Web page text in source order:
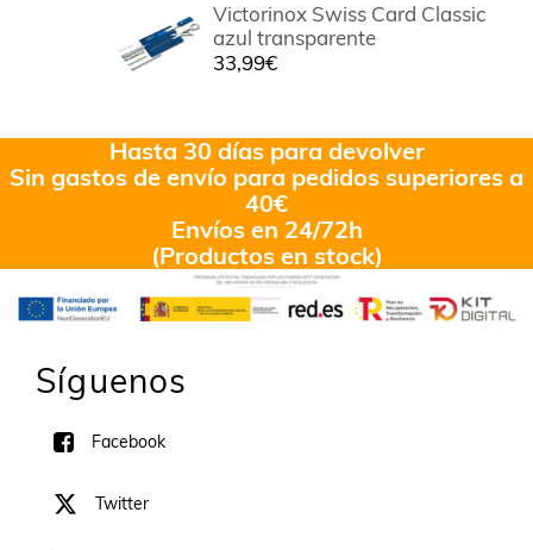
Victorinox Swiss Card Classic
azul transparente
33,99€
Hasta 30 días para devolver
Sin gastos de envío para pedidos superiores a
40€
Envíos en 24/72h
(Productos en stock)
Síguenos
Facebook
Twitter